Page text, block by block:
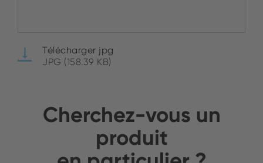
Télécharger jpg
JPG (158.39 KB)
Cherchez-vous un
produit